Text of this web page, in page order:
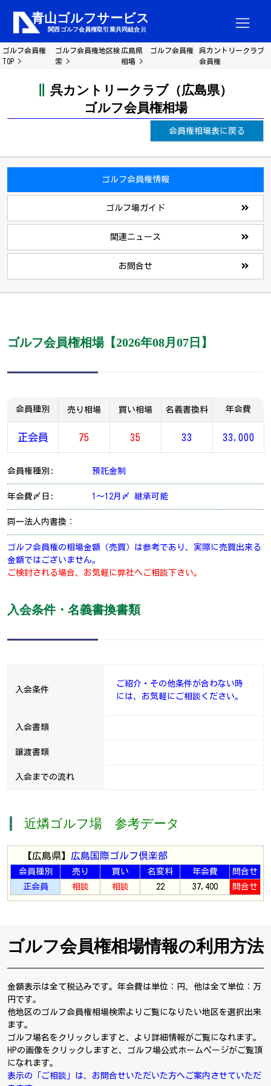
ゴルフ会員権
TOP
ゴルフ会員権地区検
索
広島県 ゴルフ会員権
相場
呉カントリークラブ
会員権
呉カントリークラブ（広島県）
ゴルフ会員権相場
会員権相場表に戻る
ゴルフ会員権情報
ゴルフ場ガイド
関連ニュース
お問合せ
ゴルフ会員権相場【2026年08月07日】
会員種別 売り相場 買い相場 名義書換料 年会費
正会員 75 35 33 33,000
会員権種別: 預託金制
年会費〆日: 1～12月〆 継承可能
同一法人内書換：
ゴルフ会員権の相場金額（売買）は参考であり、実際に売買出来る
金額ではございません。
ご検討される場合、お気軽に弊社へご相談下さい。
入会条件・名義書換書類
入会条件
ご紹介・その他条件が合わない時
には、お気軽にご相談ください。
入会書類
譲渡書類
入会までの流れ
近燐ゴルフ場 参考データ
【広島県】 広島国際ゴルフ倶楽部
会員種別 売り 買い 名変料 年会費
問合せ
正会員
相談 相談 22 37,400 問合せ
ゴルフ会員権相場情報の利用方法
金額表示は全て税込みです。年会費は単位：円、他は全て単位：万
円です。
他地区のゴルフ会員権相場検索よりご覧になりたい地区を選択出来
ます。
ゴルフ場名をクリックしますと、より詳細情報がご覧になれます。
HPの画像をクリックしますと、ゴルフ場公式ホームページがご覧頂
になれます。
表示の「ご相談」は、お問合せいただいた方へご案内させていただ